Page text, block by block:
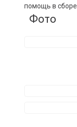
помощь в сборе
Фото